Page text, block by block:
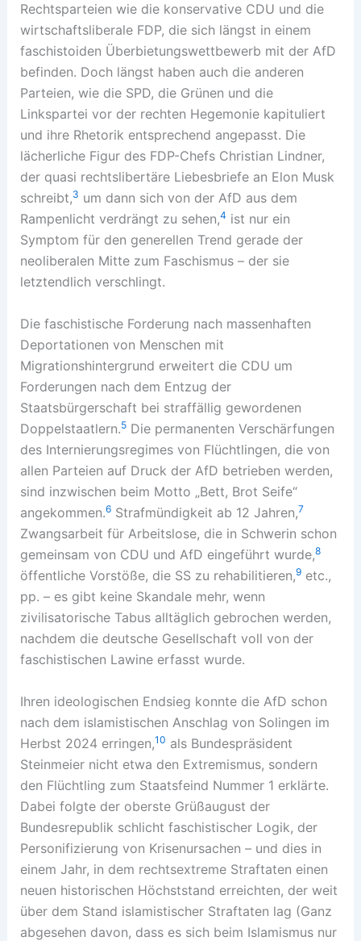
Rechtsparteien wie die konservative CDU und die
wirtschaftsliberale FDP, die sich längst in einem
faschistoiden Überbietungswettbewerb mit der AfD
befinden. Doch längst haben auch die anderen
Parteien, wie die SPD, die Grünen und die
Linkspartei vor der rechten Hegemonie kapituliert
und ihre Rhetorik entsprechend angepasst. Die
lächerliche Figur des FDP-Chefs Christian Lindner,
der quasi rechtslibertäre Liebesbriefe an Elon Musk
schreibt,3 um dann sich von der AfD aus dem
Rampenlicht verdrängt zu sehen,4 ist nur ein
Symptom für den generellen Trend gerade der
neoliberalen Mitte zum Faschismus – der sie
letztendlich verschlingt.
Die faschistische Forderung nach massenhaften
Deportationen von Menschen mit
Migrationshintergrund erweitert die CDU um
Forderungen nach dem Entzug der
Staatsbürgerschaft bei straffällig gewordenen
Doppelstaatlern.5Die permanenten Verschärfungen
des Internierungsregimes von Flüchtlingen, die von
allen Parteien auf Druck der AfD betrieben werden,
sind inzwischen beim Motto „Bett, Brot Seife“
angekommen.6Strafmündigkeit ab 12 Jahren,7
Zwangsarbeit für Arbeitslose, die in Schwerin schon
gemeinsam von CDU und AfD eingeführt wurde,8
öffentliche Vorstöße, die SS zu rehabilitieren,9etc.,
pp. – es gibt keine Skandale mehr, wenn
zivilisatorische Tabus alltäglich gebrochen werden,
nachdem die deutsche Gesellschaft voll von der
faschistischen Lawine erfasst wurde.
Ihren ideologischen Endsieg konnte die AfD schon
nach dem islamistischen Anschlag von Solingen im
Herbst 2024 erringen,10 als Bundespräsident
Steinmeier nicht etwa den Extremismus, sondern
den Flüchtling zum Staatsfeind Nummer 1 erklärte.
Dabei folgte der oberste Grüßaugust der
Bundesrepublik schlicht faschistischer Logik, der
Personifizierung von Krisenursachen – und dies in
einem Jahr, in dem rechtsextreme Straftaten einen
neuen historischen Höchststand erreichten, der weit
über dem Stand islamistischer Straftaten lag (Ganz
abgesehen davon, dass es sich beim Islamismus nur